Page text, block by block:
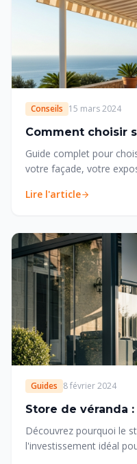
Conseils 15 mars 2024
Comment choisir
Guide complet pour
votre façade, votre
Lire l'article
Guides 8 février 2024
Store de véranda
Découvrez pourquoi le
l'investissement idéal